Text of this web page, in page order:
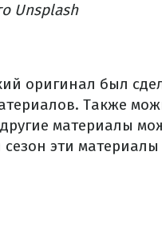
Unsplash
оригинал был
Также
материалы
эти материалы